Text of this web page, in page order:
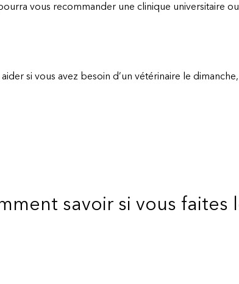
vous recommander une clinique universitaire ou
si vous avez besoin d’un vétérinaire le dimanche,
savoir si vous faites